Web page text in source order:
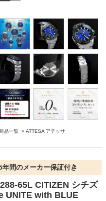
品一覧 > ATTESA アテッサ
間のメーカー保証付き
65L CITIZEN シチズ
UNITE with BLUE